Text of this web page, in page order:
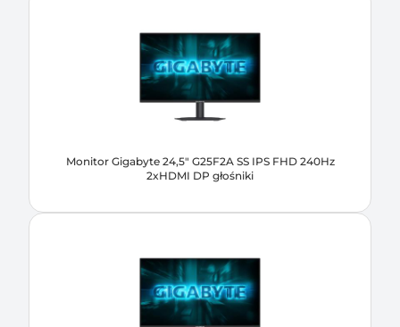
Monitor Gigabyte 24,5" G25F2A SS IPS FHD 240Hz
2xHDMI DP głośniki